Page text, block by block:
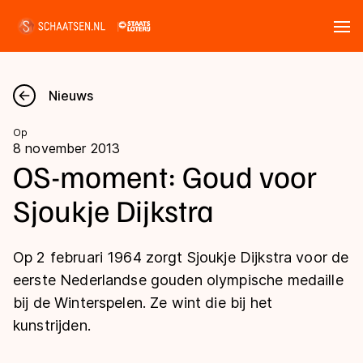
Nieuws
Kalender
Disciplines
Langebaan
Shorttrack
Inlineskaten
Uitslagen
Langebaan
Shorttrack
Tijden & historie
Nieuws
Op
8 november 2013
OS-moment: Goud voor
Sjoukje Dijkstra
Op 2 februari 1964 zorgt Sjoukje Dijkstra voor de
eerste Nederlandse gouden olympische medaille
bij de Winterspelen. Ze wint die bij het
kunstrijden.